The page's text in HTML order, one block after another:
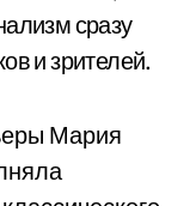
сразу
и зрителей.
Мария